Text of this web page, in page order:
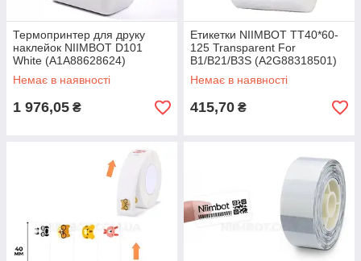
Термопринтер для друку
наклейок NIIMBOT D101
White (A1A88628624)
Немає в наявності
1 976,05 ₴
Етикетки NIIMBOT TT40*60-
125 Transparent For
B1/B21/B3S (A2G88318501)
Немає в наявності
415,70 ₴